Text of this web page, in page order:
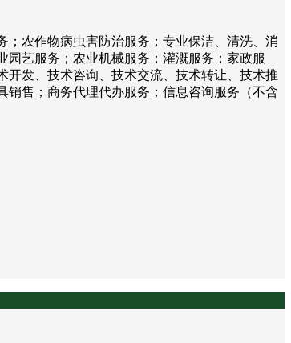
农作物病虫害防治服务；专业保洁、清洗、消
艺服务；农业机械服务；灌溉服务；家政服
发、技术咨询、技术交流、技术转让、技术推
销售；商务代理代办服务；信息咨询服务（不含